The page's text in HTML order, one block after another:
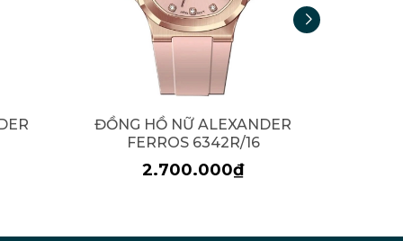
ĐỒNG HỒ NỮ ALEXANDER
FERROS 6342R/16
2.700.000₫